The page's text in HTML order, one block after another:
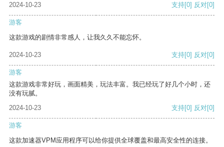
2024-10-23
支持[0] 反对[0]
游客
这款游戏的剧情非常感人，让我久久不能忘怀。
2024-10-23 支持[0] 反对[0]
游客
这款游戏非常好玩，画面精美，玩法丰富。我已经玩了好几个小时，还
没有玩腻。
2024-10-23
支持[0] 反对[0]
游客
这款加速器VPM应用程序可以给你提供全球覆盖和最高安全性的连接。